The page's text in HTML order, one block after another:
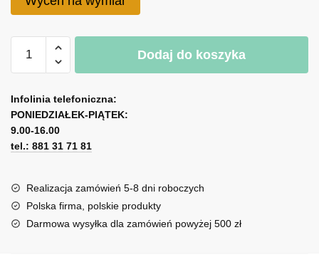
Tatuaż
drzewko
Dodaj do koszyka
Infolinia telefoniczna:
PONIEDZIAŁEK-PIĄTEK:
9.00-16.00
tel.: 881 31 71 81
Realizacja zamówień 5-8 dni roboczych
Polska firma, polskie produkty
Darmowa wysyłka dla zamówień powyżej 500 zł